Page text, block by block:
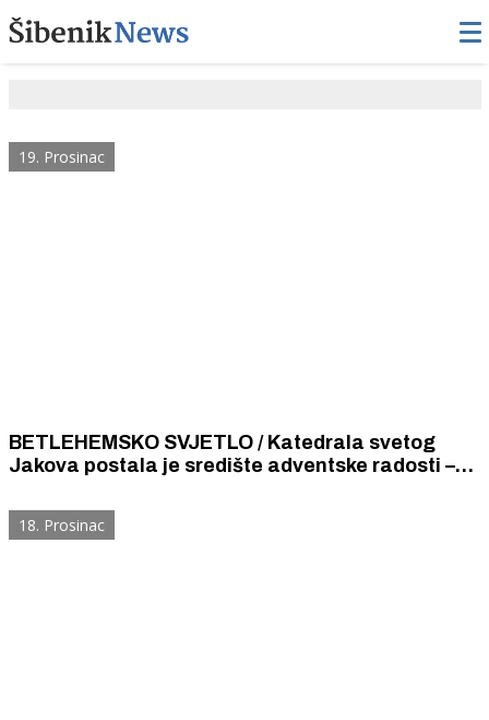
19. Prosinac
BETLEHEMSKO SVJETLO / Katedrala svetog
Jakova postala je središte adventske radosti –
nade, dobrote i ljubavi.
18. Prosinac